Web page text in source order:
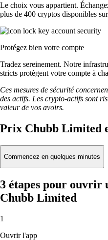
Le choix vous appartient.
plus de 400 cryptos disponibles
Protégez bien votre compte
Tradez sereinement. Notre
stricts protègent votre compte à
Ces mesures de sécurité
des actifs. Les crypto-actifs sont
valeur de vos avoirs.
Prix Chubb Limited
Commencez en quelques minutes
3 étapes pour ouvrir
Chubb Limited
1
Ouvrir l'app